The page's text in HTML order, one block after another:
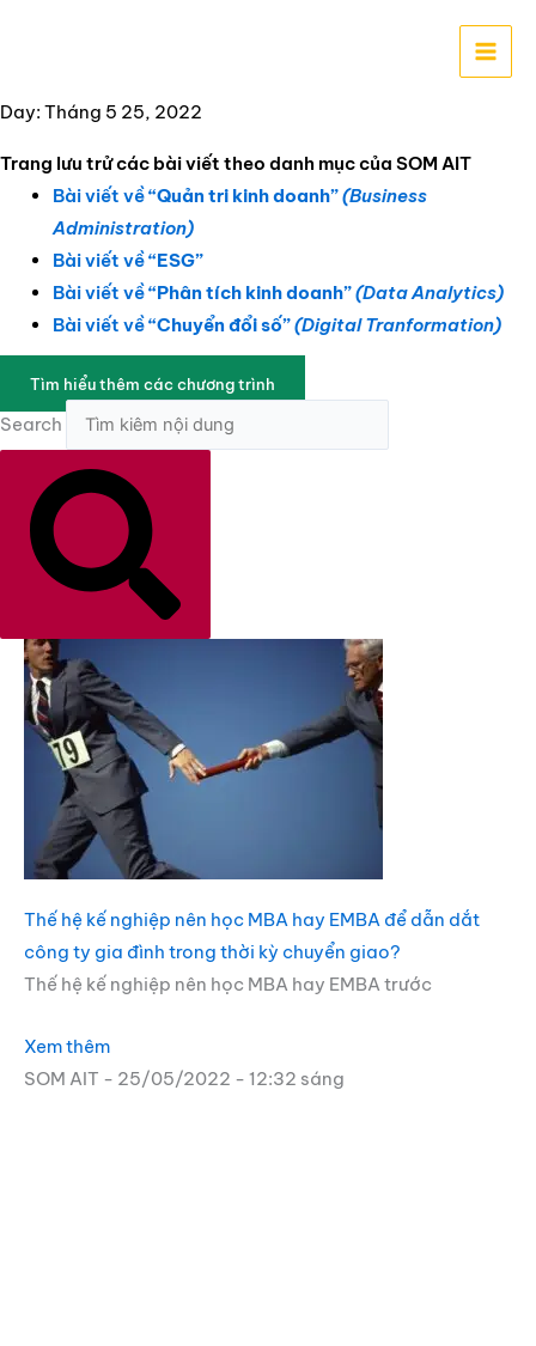
dung
Day: Tháng 5 25, 2022
Trang lưu trử các bài viết theo danh mục của SOM AIT
Bài viết về“Quản tri kinh doanh”(Business
Administration)
Bài viết về“ESG”
Bài viết về“Phân tích kinh doanh”(Data Analytics)
Bài viết về“Chuyển đổi số”(Digital Tranformation)
Tìm hiểu thêm các chương trình
Search
Thế hệ kế nghiệp nên học MBA hay EMBA để dẫn dắt
công ty gia đình trong thời kỳ chuyển giao?
Thế hệ kế nghiệp nên học MBA hay EMBA trước
Xem thêm
SOM AIT
25/05/2022 12:32 sáng